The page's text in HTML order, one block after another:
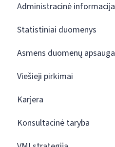
Administracinė informacija
Statistiniai duomenys
Asmens duomenų apsauga
Viešieji pirkimai
Karjera
Konsultacinė taryba